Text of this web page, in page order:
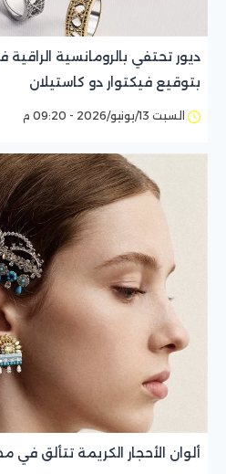
بتوقيع فيكتوار دو كاستيلان
السبت 13/يونيو/2026 - 09:20 م